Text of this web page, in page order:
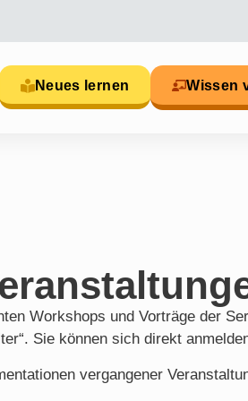
Neues lernen Wissen
Workshops und Vorträge der
Sie können sich direkt
vergangener